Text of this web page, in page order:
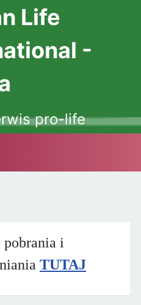
Life
-
pro-life
i
TUTAJ